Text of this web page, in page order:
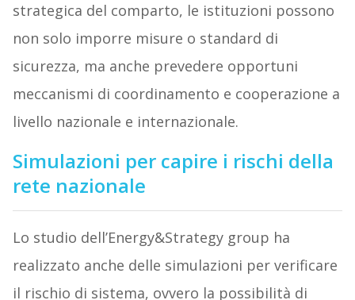
strategica del comparto, le istituzioni possono
non solo imporre misure o standard di
sicurezza, ma anche prevedere opportuni
meccanismi di coordinamento e cooperazione a
livello nazionale e internazionale.
Simulazioni per capire i rischi della
rete nazionale
Lo studio dell’Energy&Strategy group ha
realizzato anche delle simulazioni per verificare
il rischio di sistema, ovvero la possibilità di